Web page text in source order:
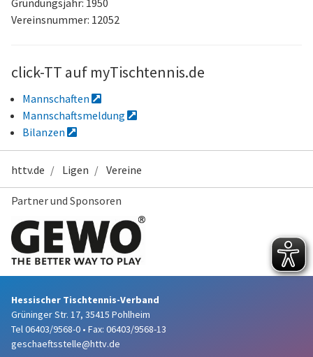
Gründungsjahr: 1950
Vereinsnummer: 12052
click-TT auf myTischtennis.de
Mannschaften
Mannschaftsmeldung
Bilanzen
httv.de Ligen Vereine
Partner und Sponsoren
Hessischer Tischtennis-Verband
Grüninger Str. 17, 35415 Pohlheim
Tel 06403/9568-0 • Fax: 06403/9568-13
geschaeftsstelle@httv.de